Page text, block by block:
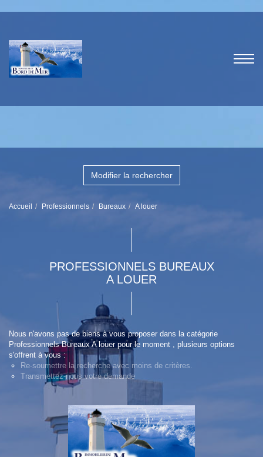
Modifier la rechercher
Accueil Professionnels Bureaux A louer
PROFESSIONNELS BUREAUX
A LOUER
Nous n'avons pas de biens à vous proposer dans la catégorie
Professionnels Bureaux A louer pour le moment , plusieurs options
s'offrent à vous :
Re-soumettre la recherche avec moins de critères.
Transmettez-nous votre demande